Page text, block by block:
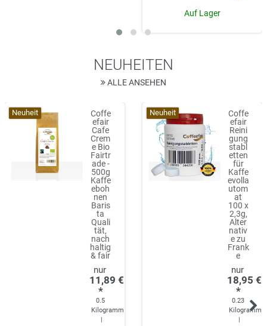
Auf Lager
NEUHEITEN
ALLE ANSEHEN
Neuheit
Coffe
efair
Cafe
Crem
e Bio
Fairtr
ade -
500g
Kaffe
eboh
nen
Baris
ta
Quali
tät,
nach
haltig
& fair
11,89 €
*
0.5
Kilogramm
|
Neuheit
Coffe
efair
Reini
gung
stabl
etten
für
Kaffe
evolla
utom
at
100 x
2,3g,
Alter
nativ
e zu
Frank
e
18,95 €
*
0.23
Kilogramm
|